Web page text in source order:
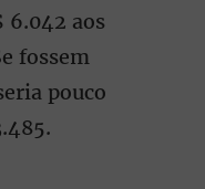
6.042 aos
fossem
pouco